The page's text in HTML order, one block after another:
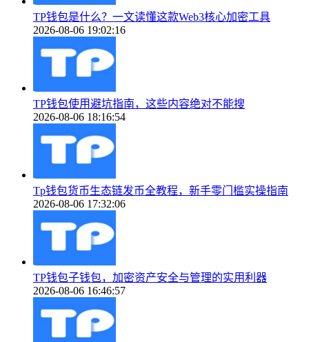
TP钱包是什么？一文读懂这款Web3核心加密工具
2026-08-06 19:02:16
TP钱包使用避坑指南，这些内容绝对不能搜
2026-08-06 18:16:54
Tp钱包货币生态链发币全教程，新手零门槛实操指南
2026-08-06 17:32:06
TP钱包子钱包，加密资产安全与管理的实用利器
2026-08-06 16:46:57